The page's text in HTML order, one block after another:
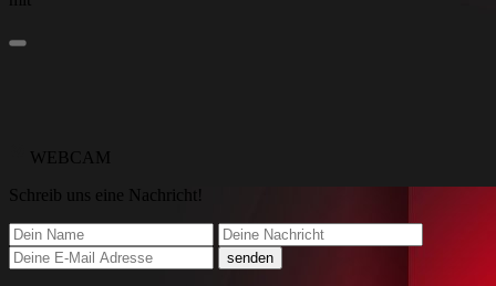
WEBCAM
Schreib uns eine Nachricht!